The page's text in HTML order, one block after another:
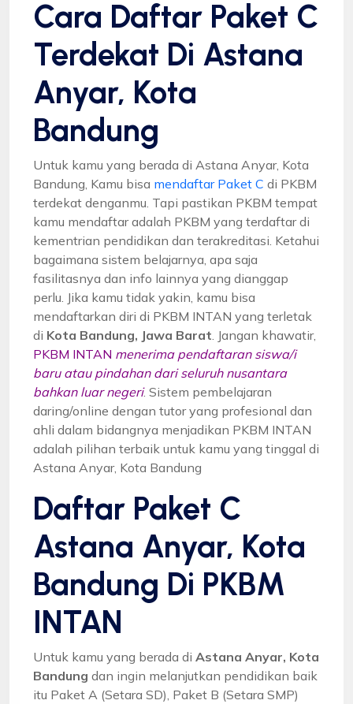
Cara Daftar Paket C
Terdekat Di Astana
Anyar, Kota
Bandung
Untuk kamu yang berada di Astana Anyar, Kota
Bandung, Kamu bisa mendaftar Paket C di PKBM
terdekat denganmu. Tapi pastikan PKBM tempat
kamu mendaftar adalah PKBM yang terdaftar di
kementrian pendidikan dan terakreditasi. Ketahui
bagaimana sistem belajarnya, apa saja
fasilitasnya dan info lainnya yang dianggap
perlu. Jika kamu tidak yakin, kamu bisa
mendaftarkan diri di PKBM INTAN yang terletak
di Kota Bandung, Jawa Barat . Jangan khawatir,
PKBM INTAN menerima pendaftaran siswa/i
baru atau pindahan dari seluruh nusantara
bahkan luar negeri. Sistem pembelajaran
daring/online dengan tutor yang profesional dan
ahli dalam bidangnya menjadikan PKBM INTAN
adalah pilihan terbaik untuk kamu yang tinggal di
Astana Anyar, Kota Bandung
Daftar Paket C
Astana Anyar, Kota
Bandung Di PKBM
INTAN
Untuk kamu yang berada di Astana Anyar, Kota
Bandung dan ingin melanjutkan pendidikan baik
itu Paket A (Setara SD), Paket B (Setara SMP)